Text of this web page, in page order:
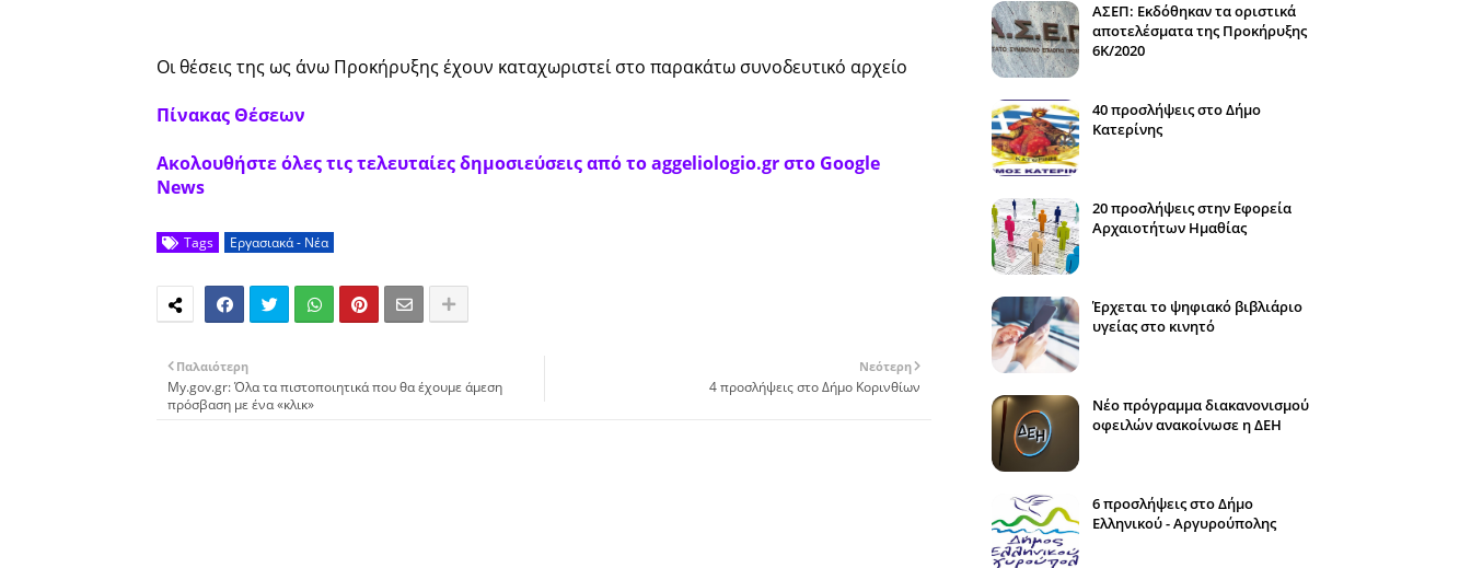
Οι θέσεις της ως άνω Προκήρυξης έχουν καταχωριστεί στο παρακάτω συνοδευτικό αρχείο
Πίνακας Θέσεων
Ακολουθήστε όλες τις τελευταίες δημοσιεύσεις από το aggeliologio.gr στο Google
News
Tags Εργασιακά - Νέα
Νεότερη
4 προσλήψεις στο Δήμο Κορινθίων
Παλαιότερη
My.gov.gr: Όλα τα πιστοποιητικά που θα έχουμε άμεση
πρόσβαση με ένα «κλικ»
ΑΣΕΠ: Εκδόθηκαν τα οριστικά
αποτελέσματα της Προκήρυξης
6Κ/2020
40 προσλήψεις στο Δήμο
Κατερίνης
20 προσλήψεις στην Εφορεία
Αρχαιοτήτων Ημαθίας
Έρχεται το ψηφιακό βιβλιάριο
υγείας στο κινητό
Νέο πρόγραμμα διακανονισμού
οφειλών ανακοίνωσε η ΔΕΗ
6 προσλήψεις στο Δήμο
Ελληνικού - Αργυρούπολης